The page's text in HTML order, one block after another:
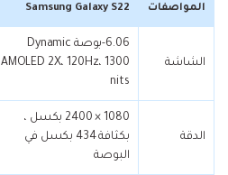
المواصفات Samsung Galaxy S22
الشاشة
6.06-بوصة Dynamic
AMOLED 2X، 120Hz، 1300
nits
الدقة
1080 × 2400 بكسل ،
بكثافة 434 بكسل في
البوصة